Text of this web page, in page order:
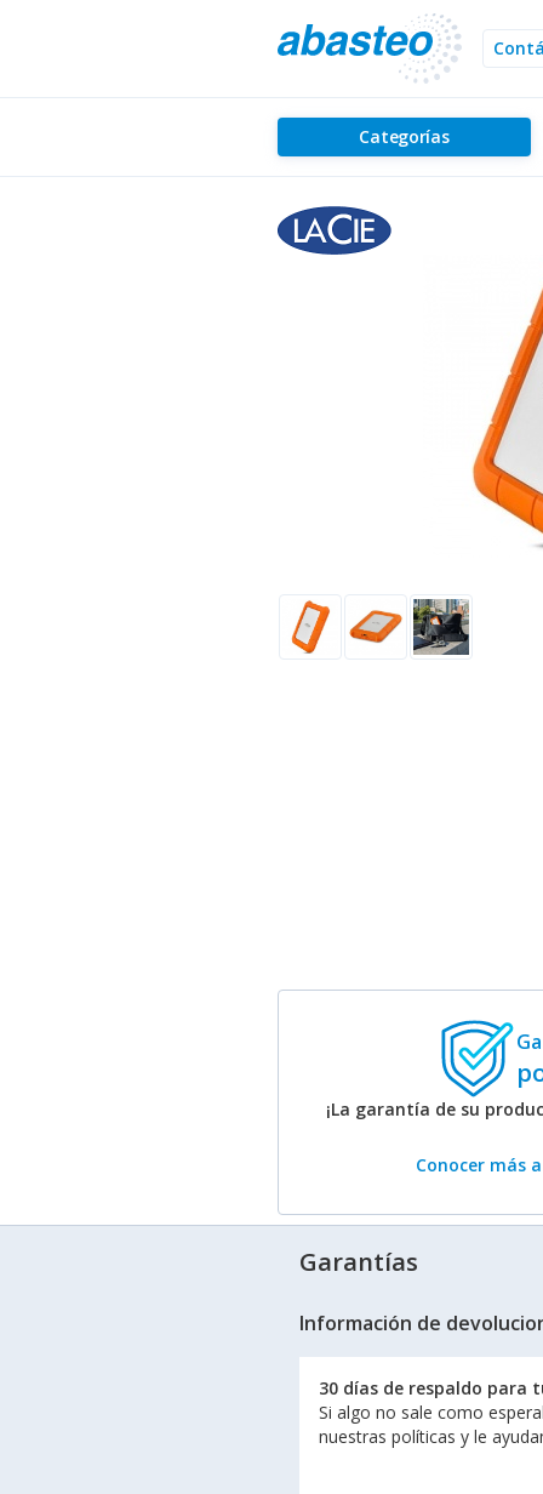
Categorías
¡La garantía de su
Conocer más
Garantías
Información de
30 días de respaldo para
Si algo no sale como
nuestras políticas y le